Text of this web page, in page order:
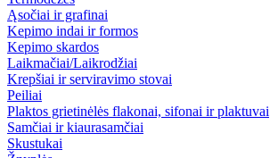
Ąsočiai ir grafinai
Kepimo indai ir formos
Kepimo skardos
Laikmačiai/Laikrodžiai
Krepšiai ir serviravimo stovai
Peiliai
Plaktos grietinėlės flakonai, sifonai ir plaktuvai
Samčiai ir kiaurasamčiai
Skustukai